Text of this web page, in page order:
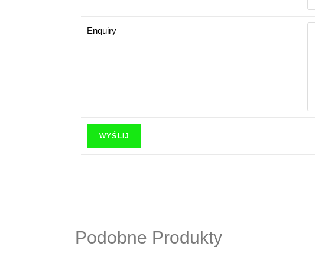
Enquiry
Podobne Produkty